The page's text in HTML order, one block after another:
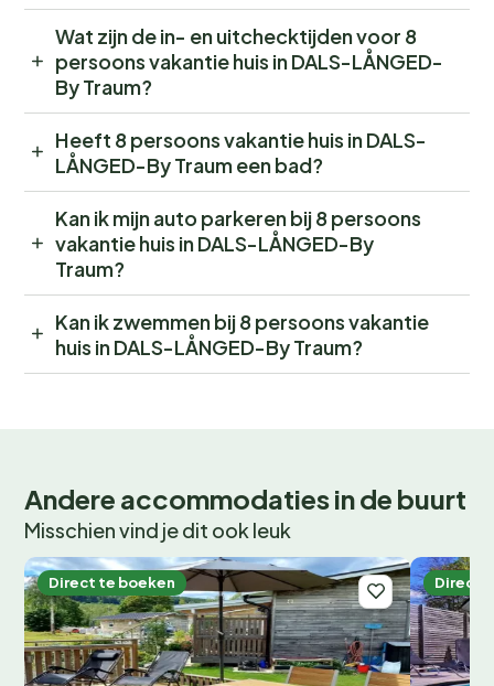
Wat zijn de in- en uitchecktijden voor 8
persoons vakantie huis in DALS-LÅNGED-
By Traum?
Heeft 8 persoons vakantie huis in DALS-
LÅNGED-By Traum een bad?
Kan ik mijn auto parkeren bij 8 persoons
vakantie huis in DALS-LÅNGED-By
Traum?
Kan ik zwemmen bij 8 persoons vakantie
huis in DALS-LÅNGED-By Traum?
Andere accommodaties in de buurt
Misschien vind je dit ook leuk
Direct te boeken Direct